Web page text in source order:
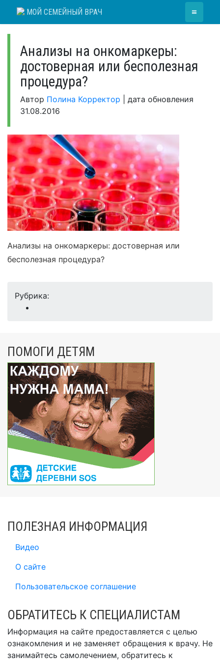
МОЙ СЕМЕЙНЫЙ ВРАЧ ≡
Анализы на онкомаркеры:
достоверная или бесполезная
процедура?
Автор Полина Корректор
дата обновления
31.08.2016
Анализы на онкомаркеры: достоверная или
бесполезная процедура?
Рубрика:
ПОМОГИ ДЕТЯМ
ПОЛЕЗНАЯ ИНФОРМАЦИЯ
Видео
О сайте
Пользовательское соглашение
ОБРАТИТЕСЬ К СПЕЦИАЛИСТАМ
Информация на сайте предоставляется с целью
ознакомления и не заменяет обращения к врачу. Не
занимайтесь самолечением, обратитесь к